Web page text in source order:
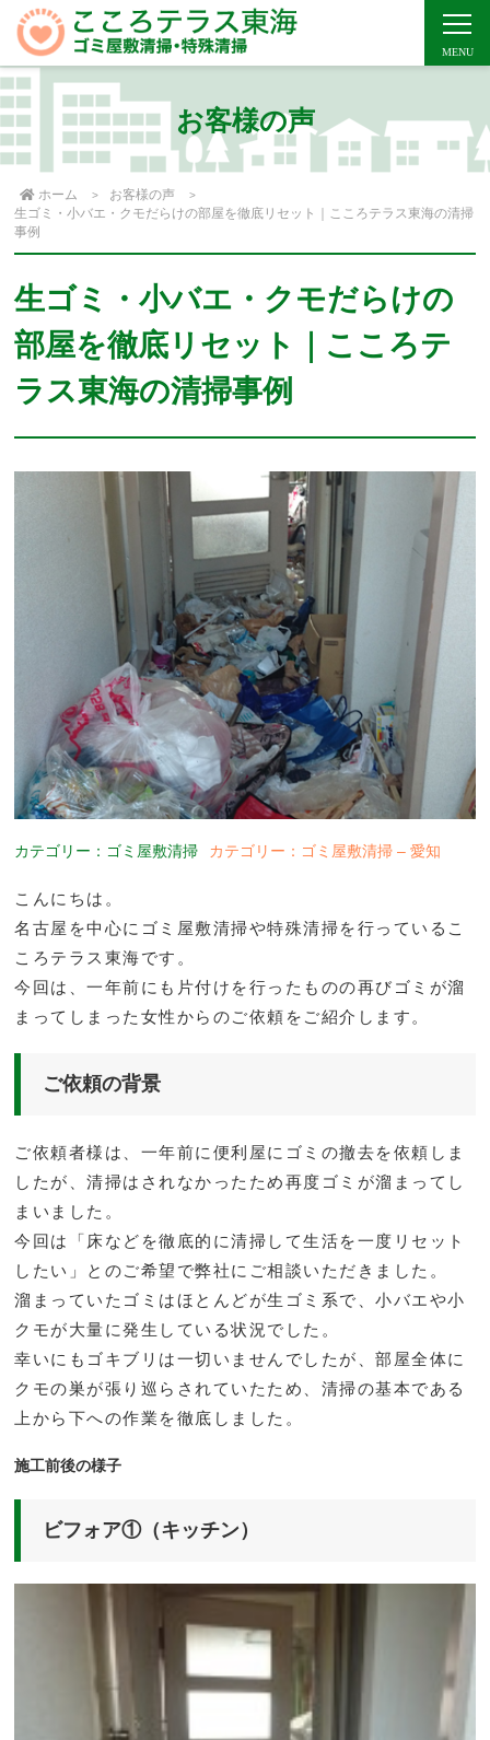
お客様の声
ホーム
お客様の声
生ゴミ・小バエ・クモだらけの部屋を徹底リセット｜こころテラス東海の清掃
事例
生ゴミ・小バエ・クモだらけの
部屋を徹底リセット｜こころテ
ラス東海の清掃事例
カテゴリー：ゴミ屋敷清掃 カテゴリー：ゴミ屋敷清掃 – 愛知
こんにちは。
名古屋を中心にゴミ屋敷清掃や特殊清掃を行っているこ
ころテラス東海です。
今回は、一年前にも片付けを行ったものの再びゴミが溜
まってしまった女性からのご依頼をご紹介します。
ご依頼の背景
ご依頼者様は、一年前に便利屋にゴミの撤去を依頼しま
したが、清掃はされなかったため再度ゴミが溜まってし
まいました。
今回は「床などを徹底的に清掃して生活を一度リセット
したい」とのご希望で弊社にご相談いただきました。
溜まっていたゴミはほとんどが生ゴミ系で、小バエや小
クモが大量に発生している状況でした。
幸いにもゴキブリは一切いませんでしたが、部屋全体に
クモの巣が張り巡らされていたため、清掃の基本である
上から下への作業を徹底しました。
施工前後の様子
ビフォア①（キッチン）